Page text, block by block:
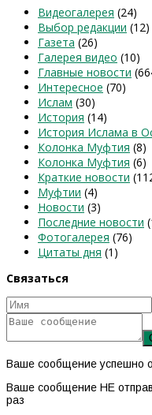
Видеогалерея (24)
Выбор редакции (12)
Газета (26)
Галерея видео (10)
Главные новости
Интересное (70)
Ислам (30)
История (14)
История Ислама в
Колонка Муфтия (8)
Колонка Муфтия (6)
Краткие новости
Муфтии (4)
Новости (3)
Последние новости
Фотогалерея (76)
Цитаты дня (1)
Связаться
Ваше сообщение успешно
Ваше сообщение НЕ
раз